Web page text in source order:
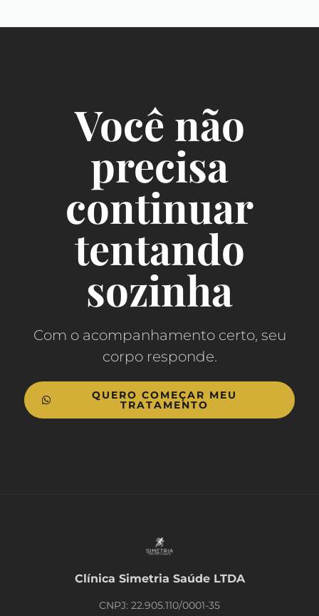
Você não
precisa
continuar
tentando
sozinha
Com o acompanhamento certo, seu
corpo responde.
QUERO COMEÇAR MEU
TRATAMENTO
Clínica Simetria Saúde LTDA
CNPJ: 22.905.110/0001-35